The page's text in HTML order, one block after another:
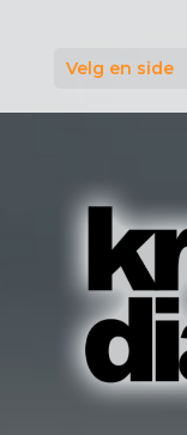
Velg en side